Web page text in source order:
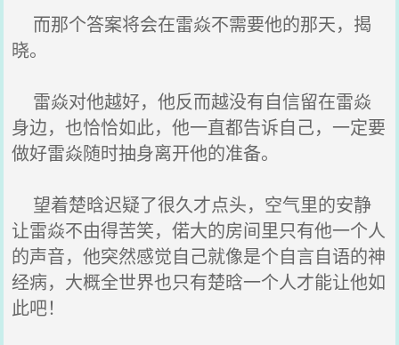
而那个答案将会在雷焱不需要他的那天，揭
晓。
雷焱对他越好，他反而越没有自信留在雷焱
身边，也恰恰如此，他一直都告诉自己，一定要
做好雷焱随时抽身离开他的准备。
望着楚晗迟疑了很久才点头，空气里的安静
让雷焱不由得苦笑，偌大的房间里只有他一个人
的声音，他突然感觉自己就像是个自言自语的神
经病，大概全世界也只有楚晗一个人才能让他如
此吧！